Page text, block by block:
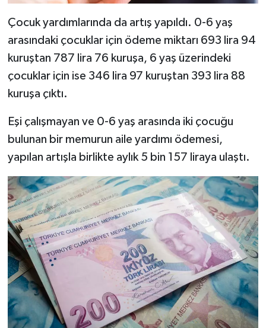
Çocuk yardımlarında da artış yapıldı. 0-6 yaş
arasındaki çocuklar için ödeme miktarı 693 lira 94
kuruştan 787 lira 76 kuruşa, 6 yaş üzerindeki
çocuklar için ise 346 lira 97 kuruştan 393 lira 88
kuruşa çıktı.
Eşi çalışmayan ve 0-6 yaş arasında iki çocuğu
bulunan bir memurun aile yardımı ödemesi,
yapılan artışla birlikte aylık 5 bin 157 liraya ulaştı.